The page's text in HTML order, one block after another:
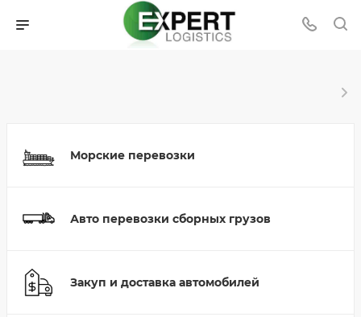
Морские перевозки
Авто перевозки сборных грузов
Закуп и доставка автомобилей